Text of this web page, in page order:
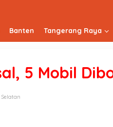
Banten Tangerang Raya
5 Mobil